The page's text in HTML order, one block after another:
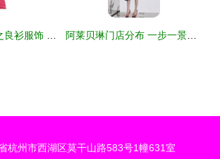
杭州市西湖区莫干山路583号1幢631室